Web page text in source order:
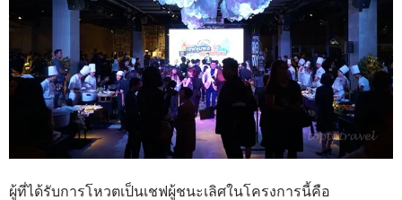
ผู้ที่ได้รับการโหวตเป็นเชฟผู้ชนะเลิศในโครงการนี้คือ